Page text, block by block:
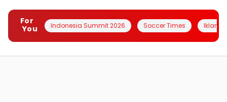
For
You
Indonesia Summit 2026 Soccer Times Iklanin